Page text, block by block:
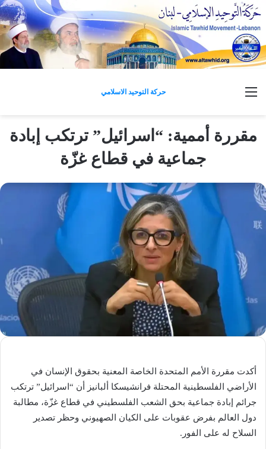
حركة التوحيد الاسلامي القائمة
مقررة أممية: “اسرائيل” ترتكب إبادة
جماعية في قطاع غزّة
أكدت مقررة الأمم المتحدة الخاصة المعنية بحقوق الإنسان في
الأراضي الفلسطينية المحتلة فرانشيسكا ألبانيز أن “اسرائيل” ترتكب
جرائم إبادة جماعية بحق الشعب الفلسطيني في قطاع غزّة، مطالبة
دول العالم بفرض عقوبات على الكیان الصهيوني وحظر تصدير
السلاح له على الفور.